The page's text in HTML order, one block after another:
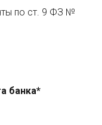
по ст. 9 ФЗ №
банка*